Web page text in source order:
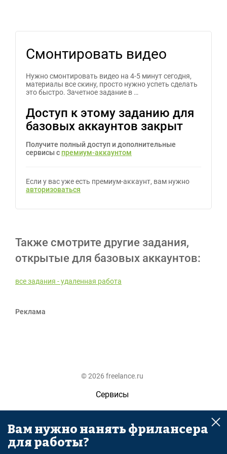
Смонтировать видео
Нужно смонтировать видео на 4-5 минут сегодня,
материалы все скину, просто нужно успеть сделать
это быстро. Зачетное задание в …
Доступ к этому заданию для
базовых аккаунтов закрыт
Получите полный доступ и дополнительные
сервисы с премиум-аккаунтом
Если у вас уже есть премиум-аккаунт, вам нужно
авторизоваться
Также смотрите другие задания,
открытые для базовых аккаунтов:
все задания - удаленная работа
Реклама
© 2026 freelance.ru
Сервисы
Помощь
Поиск
Вам нужно нанять фрилансера
для работы?